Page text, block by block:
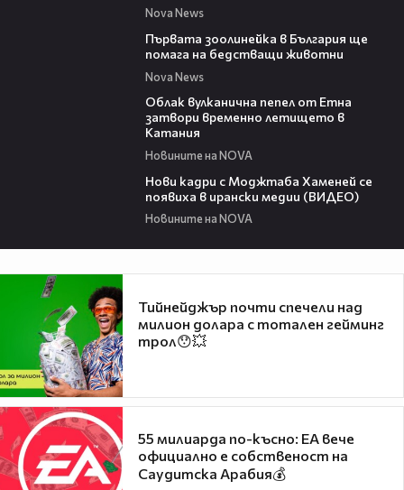
Nova News
Първата зоолинейка в България ще
помага на бедстващи животни
Nova News
Облак вулканична пепел от Етна
затвори временно летището в
Катания
Новините на NOVA
Нови кадри с Моджтаба Хаменей се
появиха в ирански медии (ВИДЕО)
Новините на NOVA
Тийнейджър почти спечели над
милион долара с тотален гейминг
трол😯💥
55 милиарда по-късно: EA вече
официално е собственост на
Саудитска Арабия💰